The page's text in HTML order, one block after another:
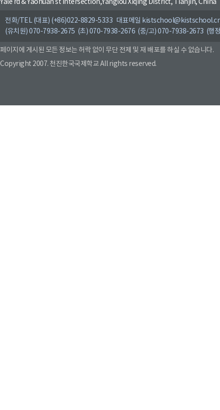
Yale rd & Yaohuan st Intersection,Yanglou Xiqing District, Tianjin, China
전화/TEL (대표) (+86)022-8829-5333 대표메일
(유치원) 070-7938-2675 (초) 070-7938-2676 (중/고) 070-7938-2673 (행
페이지에 게시된 모든 정보는 허락 없이 무단 전제 및 재 배포를 하실 수 없습니다.
Copyright 2007. 천진한국국제학교 All rights reserved.